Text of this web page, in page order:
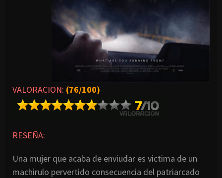
VALORACION: (76/100)
RESEÑA:
Una mujer que acaba de enviudar es victima de un
machirulo pervertido consecuencia del patriarcado